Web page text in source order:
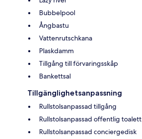
Bubbelpool
Ångbastu
Vattenrutschkana
Plaskdamm
Tillgång till förvaringsskåp
Bankettsal
Tillgänglighetsanpassning
Rullstolsanpassad tillgång
Rullstolsanpassad offentlig toalett
Rullstolsanpassad conciergedisk